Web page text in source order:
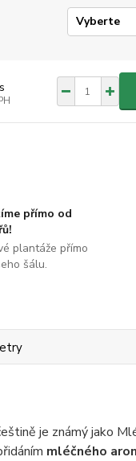
přímo od
plantáže přímo
šálu.
je známý jako
mléčného